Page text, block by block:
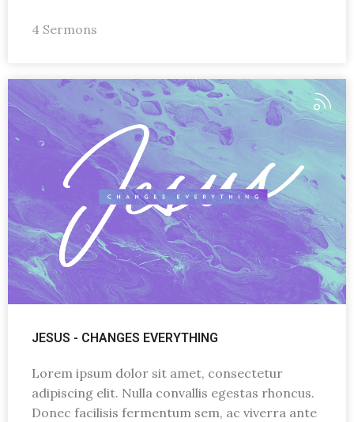
4 Sermons
JESUS - CHANGES EVERYTHING
Lorem ipsum dolor sit amet, consectetur
adipiscing elit. Nulla convallis egestas rhoncus.
Donec facilisis fermentum sem, ac viverra ante